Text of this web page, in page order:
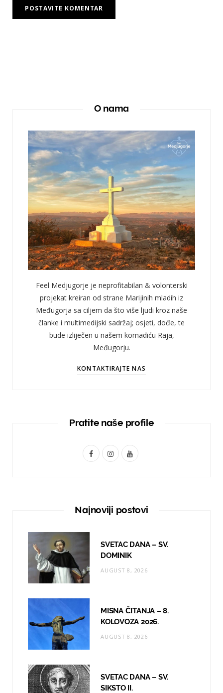
O nama
Feel Medjugorje je neprofitabilan & volonterski
projekat kreiran od strane Marijinih mladih iz
Međugorja sa ciljem da što više ljudi kroz naše
članke i multimedijski sadržaj; osjeti, dođe, te
bude izliječen u našem komadiću Raja,
Međugorju.
KONTAKTIRAJTE NAS
Pratite naše profile
F
I
t
r
a
Y
T
Najnoviji postovi
SVETAC DANA – SV.
DOMINIK
AUGUST 8, 2026
MISNA ČITANJA – 8.
KOLOVOZA 2026.
AUGUST 8, 2026
SVETAC DANA – SV.
SIKSTO II.